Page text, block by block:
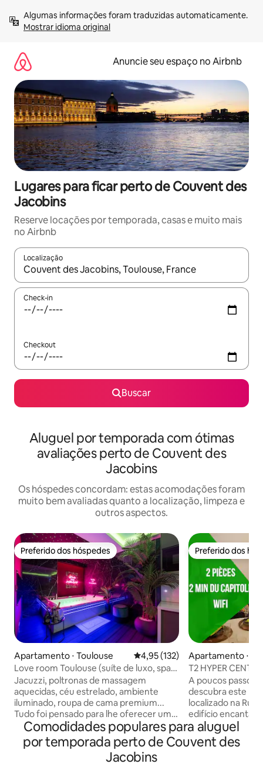
para
Mostrar idioma original
Anuncie seu espaço no Airbnb
Lugares para ficar perto de Couvent des
Jacobins
Reserve locações por temporada, casas e muito mais
no Airbnb
Localização
Quando os resultados estiverem disponíveis, explore-os
Check-in
Checkout
Buscar
Aluguel por temporada com ótimas
avaliações perto de Couvent des
Jacobins
Os hóspedes concordam: estas acomodações foram
muito bem avaliadas quanto a localização, limpeza e
outros aspectos.
Preferido dos hóspedes
Preferido dos hóspedes
Apartamento ⋅ Toulouse 4,95 de uma avaliação média de
4,95 (132)
Love room Toulouse (suíte de luxo, spa
privativo)
Jacuzzi, poltronas de massagem
aquecidas, céu estrelado, ambiente
iluminado, roupa de cama premium...
Tudo foi pensado para lhe oferecer uma
experiência única, com um momento de
relaxamento garantido! Opções
adicionais estão disponíveis mediante
solicitação para tornar sua estadia ainda
Preferido dos
Preferido dos
Apartamento ⋅
T2 HYPER
CAPITÓLIO *
A poucos passos
descubra este
localizado na Rue
edifício
totalmente
térreo, na parte
Composto por
Comodidades populares para aluguel
por temporada perto de Couvent des
Jacobins